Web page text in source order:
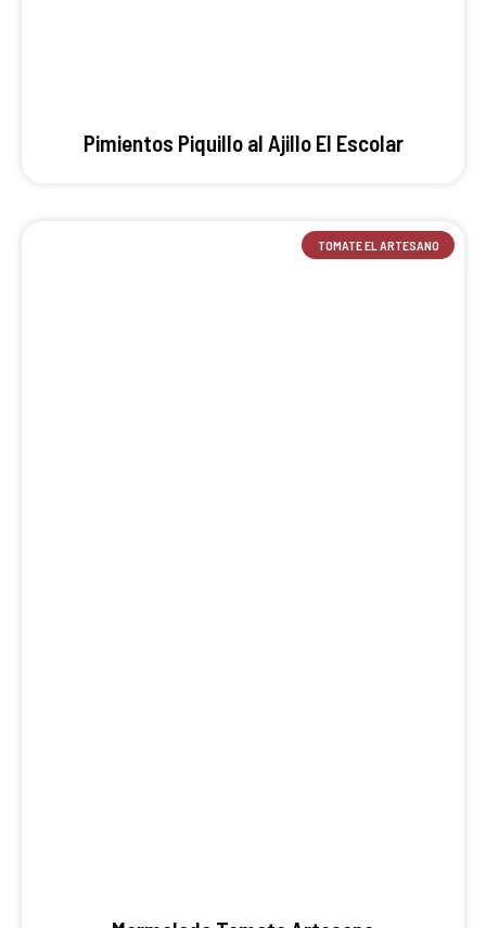
Pimientos Piquillo al Ajillo El Escolar
TOMATE EL ARTESANO